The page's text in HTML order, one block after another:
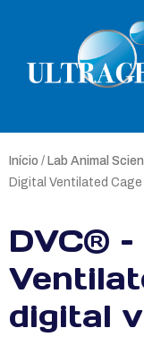
Início / Lab Animal
Digital Ventilated
DVC®
digital